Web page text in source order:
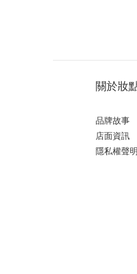
關於妝
品牌故事
店面資訊
隱私權聲明